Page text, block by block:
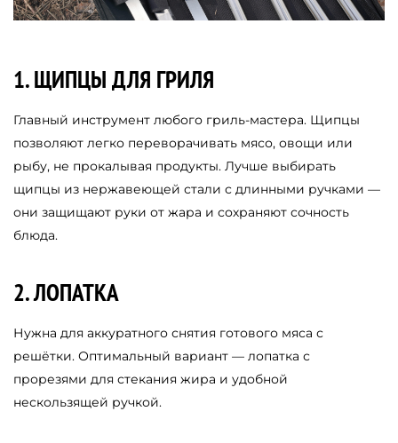
1. ЩИПЦЫ ДЛЯ ГРИЛЯ
Главный инструмент любого гриль-мастера. Щипцы
позволяют легко переворачивать мясо, овощи или
рыбу, не прокалывая продукты. Лучше выбирать
щипцы из нержавеющей стали с длинными ручками —
они защищают руки от жара и сохраняют сочность
блюда.
2. ЛОПАТКА
Нужна для аккуратного снятия готового мяса с
решётки. Оптимальный вариант — лопатка с
прорезями для стекания жира и удобной
нескользящей ручкой.